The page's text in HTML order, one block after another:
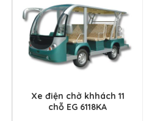
Xe điện chở khhách 11
chỗ EG 6118KA